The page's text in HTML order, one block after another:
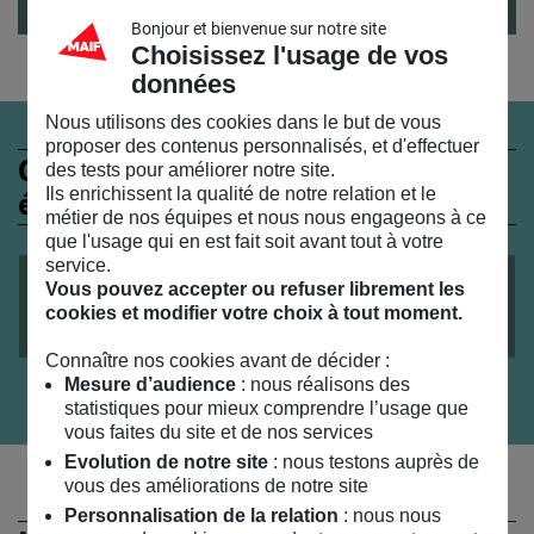
Ces évènements peuvent
également vous intéresser
Frichti
le11/12/2021
ARTS VIVANTS
Bonjour et bienvenue sur notre site
Choisissez l'usage de vos
données
Nous utilisons des cookies dans le but de vous
proposer des contenus personnalisés, et d'effectuer
des tests pour améliorer notre site.
Ils enrichissent la qualité de notre relation et le
métier de nos équipes et nous nous engageons à ce
que l'usage qui en est fait soit avant tout à votre
service.
Vous pouvez accepter ou refuser librement les
cookies et modifier votre choix à tout moment.
Connaître nos cookies avant de décider :
Mesure d’audience: nous réalisons des
statistiques pour mieux comprendre l’usage que
vous faites du site et de nos services
Evolution de notre site: nous testons auprès de
vous des améliorations de notre site
Personnalisation de la relation : nous nous